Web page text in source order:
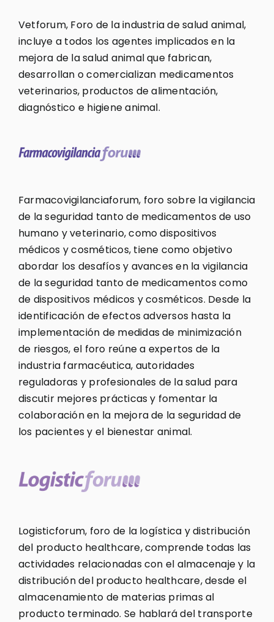
Vetforum, Foro de la industria de salud animal,
incluye a todos los agentes implicados en la
mejora de la salud animal que fabrican,
desarrollan o comercializan medicamentos
veterinarios, productos de alimentación,
diagnóstico e higiene animal.
Farmacovigilanciaforum, foro sobre la vigilancia
de la seguridad tanto de medicamentos de uso
humano y veterinario, como dispositivos
médicos y cosméticos, tiene como objetivo
abordar los desafíos y avances en la vigilancia
de la seguridad tanto de medicamentos como
de dispositivos médicos y cosméticos. Desde la
identificación de efectos adversos hasta la
implementación de medidas de minimización
de riesgos, el foro reúne a expertos de la
industria farmacéutica, autoridades
reguladoras y profesionales de la salud para
discutir mejores prácticas y fomentar la
colaboración en la mejora de la seguridad de
los pacientes y el bienestar animal.
Logisticforum, foro de la logística y distribución
del producto healthcare, comprende todas las
actividades relacionadas con el almacenaje y la
distribución del producto healthcare, desde el
almacenamiento de materias primas al
producto terminado. Se hablará del transporte